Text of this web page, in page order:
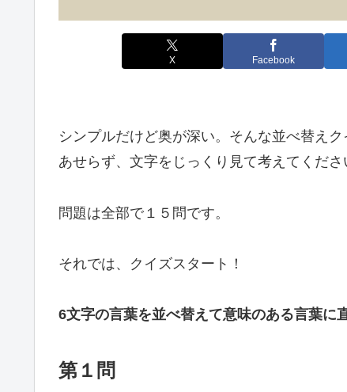
X Facebook
シンプルだけど奥が深い。そんな並べ替え
あせらず、文字をじっくり見て考えてくださ
問題は全部で１５問です。
それでは、クイズスタート！
6文字の言葉を並べ替えて意味のある言葉に
第１問